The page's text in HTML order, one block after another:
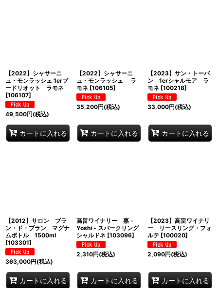
【2022】シャサーニ
ュ・モンラッシェ 1erブ
ードリオット ラモネ
[106107]
49,500円(税込)
カートに入れる
【2022】シャサーニ
ュ・モンラッシェ ラ
モネ [106105]
35,200円(税込)
カートに入れる
【2023】サン・トーバ
ン 1erシャルモア ラ
モネ [100218]
33,000円(税込)
カートに入れる
【2012】サロン ブラ
ン・ド・ブラン マグナ
ムボトル 1500ml
[103301]
363,000円(税込)
カートに入れる
高畠ワイナリー 嘉 -
Yoshi - スパークリング
シャルドネ [103096]
2,310円(税込)
カートに入れる
【2023】高畠ワイナリ
ー リースリング・フォ
ルテ [100020]
2,090円(税込)
カートに入れる